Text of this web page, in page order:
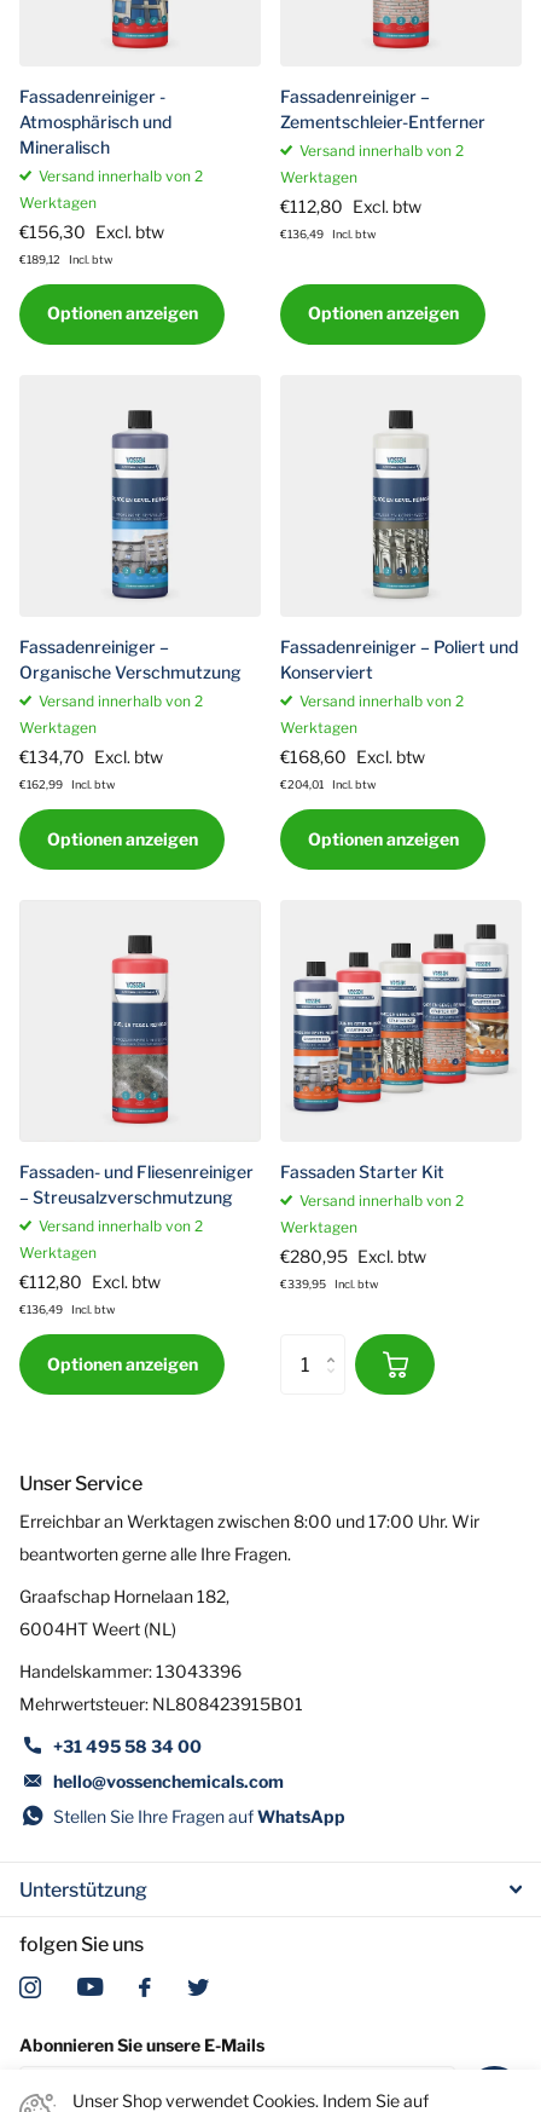
Fassadenreiniger -
Atmosphärisch und
Mineralisch
Versand innerhalb von 2
Werktagen
€156,30 Excl. btw
€189,12 Incl. btw
Optionen anzeigen
Fassadenreiniger –
Zementschleier-Entferner
Versand innerhalb von 2
Werktagen
€112,80 Excl. btw
€136,49 Incl. btw
Optionen anzeigen
Fassadenreiniger –
Organische Verschmutzung
Versand innerhalb von 2
Werktagen
€134,70 Excl. btw
€162,99 Incl. btw
Optionen anzeigen
Fassadenreiniger – Poliert und
Konserviert
Versand innerhalb von 2
Werktagen
€168,60 Excl. btw
€204,01 Incl. btw
Optionen anzeigen
Fassaden- und Fliesenreiniger
– Streusalzverschmutzung
Versand innerhalb von 2
Werktagen
€112,80 Excl. btw
€136,49 Incl. btw
Optionen anzeigen
Fassaden Starter Kit
Versand innerhalb von 2
Werktagen
€280,95 Excl. btw
€339,95 Incl. btw
Unser Service
Erreichbar an Werktagen zwischen 8:00 und 17:00 Uhr. Wir
beantworten gerne alle Ihre Fragen.
Graafschap Hornelaan 182,
6004HT Weert (NL)
Handelskammer: 13043396
Mehrwertsteuer: NL808423915B01
+31 495 58 34 00
hello@vossenchemicals.com
Stellen Sie Ihre Fragen aufWhatsApp
Unterstützung
folgen Sie uns
Abonnieren Sie unsere E-Mails
Unser Shop verwendet Cookies. Indem Sie auf